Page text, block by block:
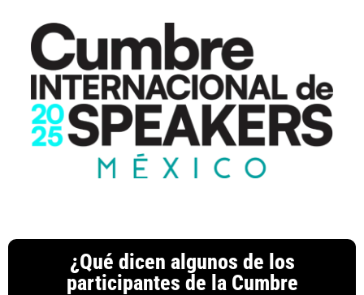
¿Qué dicen algunos de los
participantes de la Cumbre